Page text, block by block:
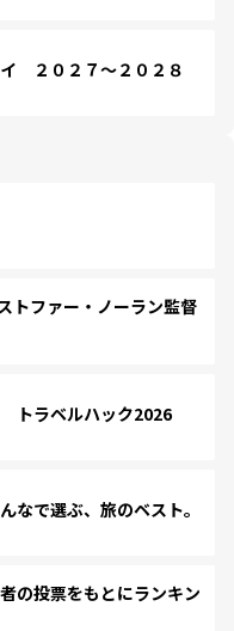
２０２７～２０２８
トファー・ノーラン監督
トラベルハック2026
で選ぶ、旅のベスト。
の投票をもとにランキン